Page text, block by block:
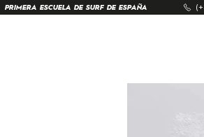
PRIMERA ESCUELA DE SURF DE ESPAÑA